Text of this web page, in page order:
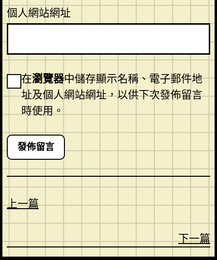
個人網站網址
在瀏覽器中儲存顯示名稱、電子郵件地
址及個人網站網址，以供下次發佈留言
時使用。
上一篇
下一篇